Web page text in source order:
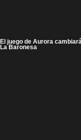
El juego de Aurora
La Baronesa